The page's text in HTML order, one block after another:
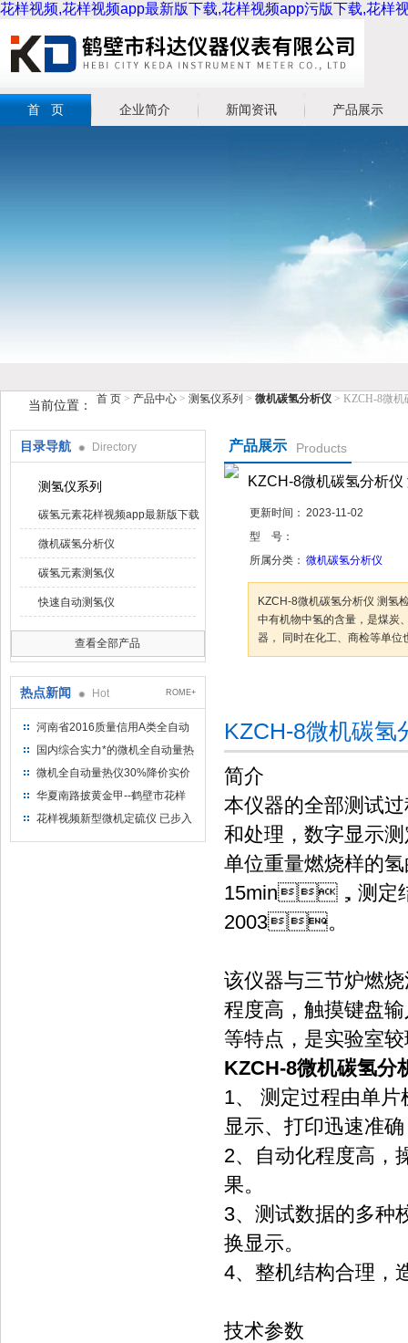
花样视频,花样视频app最新版下载,花样视频app污版下载,花样
首 页 企业简介 新闻资讯 产品展示
当前位置： 首 页 > 产品中心 > 测氢仪系列 > 微机碳氢分析仪 > KZCH-8微
目录导航 Directory
测氢仪系列
碳氢元素花样视频app最新版下载
微机碳氢分析仪
碳氢元素测氢仪
快速自动测氢仪
查看全部产品
热点新闻 Hot ROME+
河南省2016质量信用A类全自动
量热仪
国内综合实力*的微机全自动量热
仪制造企业
微机全自动量热仪30%降价实价
出售
华夏南路披黄金甲--鹤壁市花样
视频仪器仪表有限公司
花样视频新型微机定硫仪 已步入
产品展示 Products
KZCH-8微机碳氢分析仪
更新时间： 2023-11-02
型 号：
所属分类： 微机碳氢分析仪
KZCH-8微机碳氢分析仪 测氢
中有机物中氢的含量，是煤炭
器， 同时在化工、商检等单
KZCH-8微机碳氢
简介
本仪器的全部测试过
和处理，数字显
单位重量燃烧样的氢的
15min，测定
2003。
该仪器与三节炉燃烧法
程度高，触摸键盘
等特点，是实验室
KZCH-8微机碳氢分
1、 测定过程由单片
显示、打印迅速准确
2、自动化程度高
果。
3、测试数据的多
换显示。
4、整机结构合理，
技术参数